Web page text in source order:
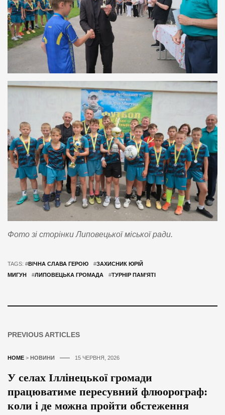
Фото зі сторінки Липовецької міської ради.
TAGS: #ВІЧНА СЛАВА ГЕРОЮ #ЗАХИСНИК ЮРІЙ
МИГУН
#ЛИПОВЕЦЬКА ГРОМАДА #ТУРНІР ПАМ’ЯТІ
PREVIOUS ARTICLES
HOME > НОВИНИ 15 ЧЕРВНЯ, 2026
У селах Іллінецької громади
працюватиме пересувний флюорограф:
коли і де можна пройти обстеження